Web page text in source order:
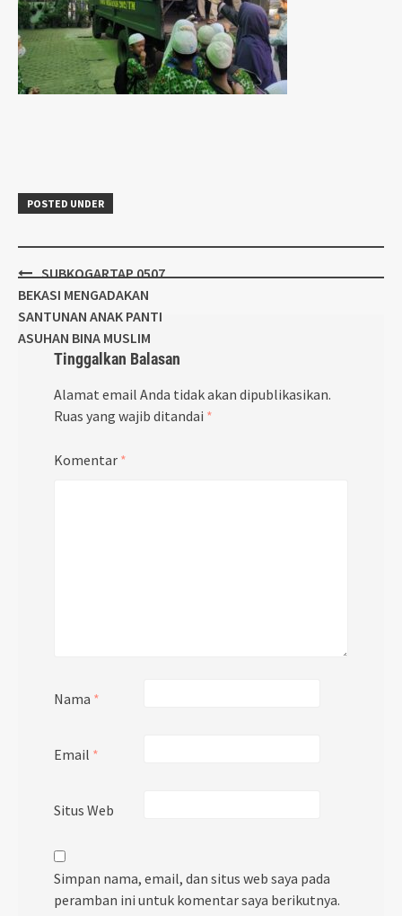
POSTED UNDER
Post
navigation
SUBKOGARTAP 0507
BEKASI MENGADAKAN
SANTUNAN ANAK PANTI
ASUHAN BINA MUSLIM
Tinggalkan Balasan
Alamat email Anda tidak akan dipublikasikan.
Ruas yang wajib ditandai *
Komentar *
Nama *
Email *
Situs Web
Simpan nama, email, dan situs web saya pada
peramban ini untuk komentar saya berikutnya.